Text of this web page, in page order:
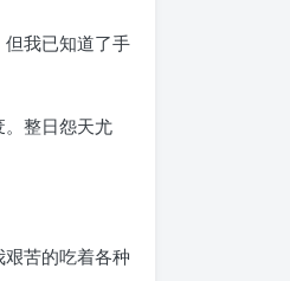
我已知道了手
整日怨天尤
苦的吃着各种